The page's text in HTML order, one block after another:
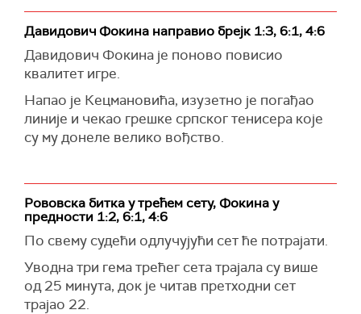
Давидович Фокина направио брејк 1:3, 6:1, 4:6
Давидович Фокина је поново повисио
квалитет игре.
Напао је Кецмановића, изузетно је погађао
линије и чекао грешке српског тенисера које
су му донеле велико вођство.
Рововска битка у трећем сету, Фокина у
предности 1:2, 6:1, 4:6
По свему судећи одлучујући сет ће потрајати.
Уводна три гема трећег сета трајала су више
од 25 минута, док је читав претходни сет
трајао 22.